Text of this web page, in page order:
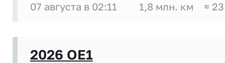
07 августа в 02:11 1,8 млн. км ≈
2026 OE1